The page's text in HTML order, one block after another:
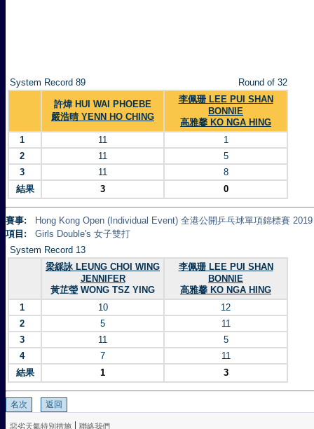
System Record 89 Round of 32
許煒 HUI WAI PHOEBE
嚴浩晴 YENN HO CHING
李佩珊 LEE PUI SHAN
BONNIE
高雅馨 KO NGA HING
1
11
1
2
11
5
3
11
8
結果
3 0
賽事:
Hong Kong Open (Individual Event) 全港公開乒乓球單項錦標賽 2019
項目:
Girls Double's 女子雙打
System Record 13
梁綵詠 LEUNG CHOI WING
JENNIFER
黃芷瑩 WONG TSZ YING
李佩珊 LEE PUI SHAN
BONNIE
高雅馨 KO NGA HING
1
10
12
2
5
11
3
11
5
4
7
11
結果
1 3